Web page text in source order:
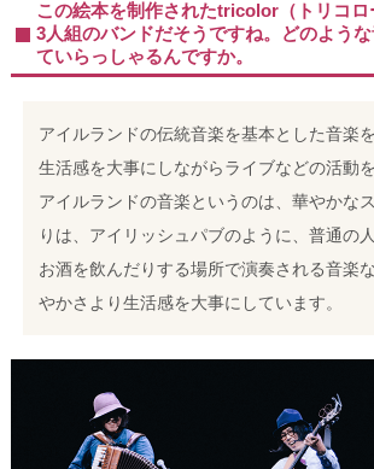
この絵本を制作されたtricolor（トリコロ
3人組のバンドだそうですね。どのよう
ていらっしゃるんですか。
アイルランドの伝統音楽を基本とした音楽
生活感を大事にしながらライブなどの活動
アイルランドの音楽というのは、華やかな
りは、アイリッシュパブのように、普通の
お酒を飲んだりする場所で演奏される音楽
やかさより生活感を大事にしています。